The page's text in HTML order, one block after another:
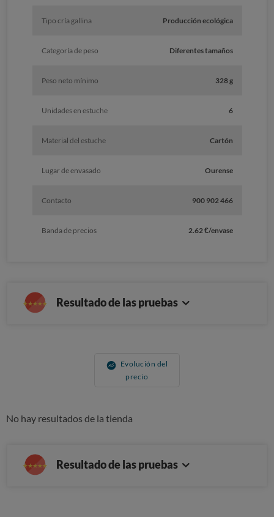
Tipo cría gallina Producción ecológica
Categoría de peso Diferentes tamaños
Peso neto mínimo 328 g
Unidades en estuche 6
Material del estuche Cartón
Lugar de envasado Ourense
Contacto 900 902 466
Banda de precios 2.62 €/envase
Resultado de las pruebas
Evolución del
precio
No hay resultados de la tienda
Resultado de las pruebas